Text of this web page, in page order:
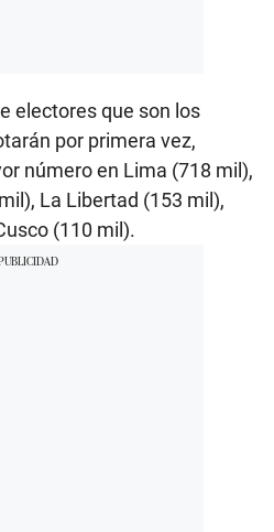
electores que son los
por primera vez,
número en Lima (718 mil),
La Libertad (153 mil),
(110 mil).